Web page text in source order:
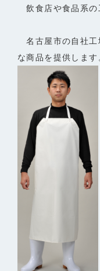
飲食店や食品系の
名古屋市の自社工
な商品を提供します